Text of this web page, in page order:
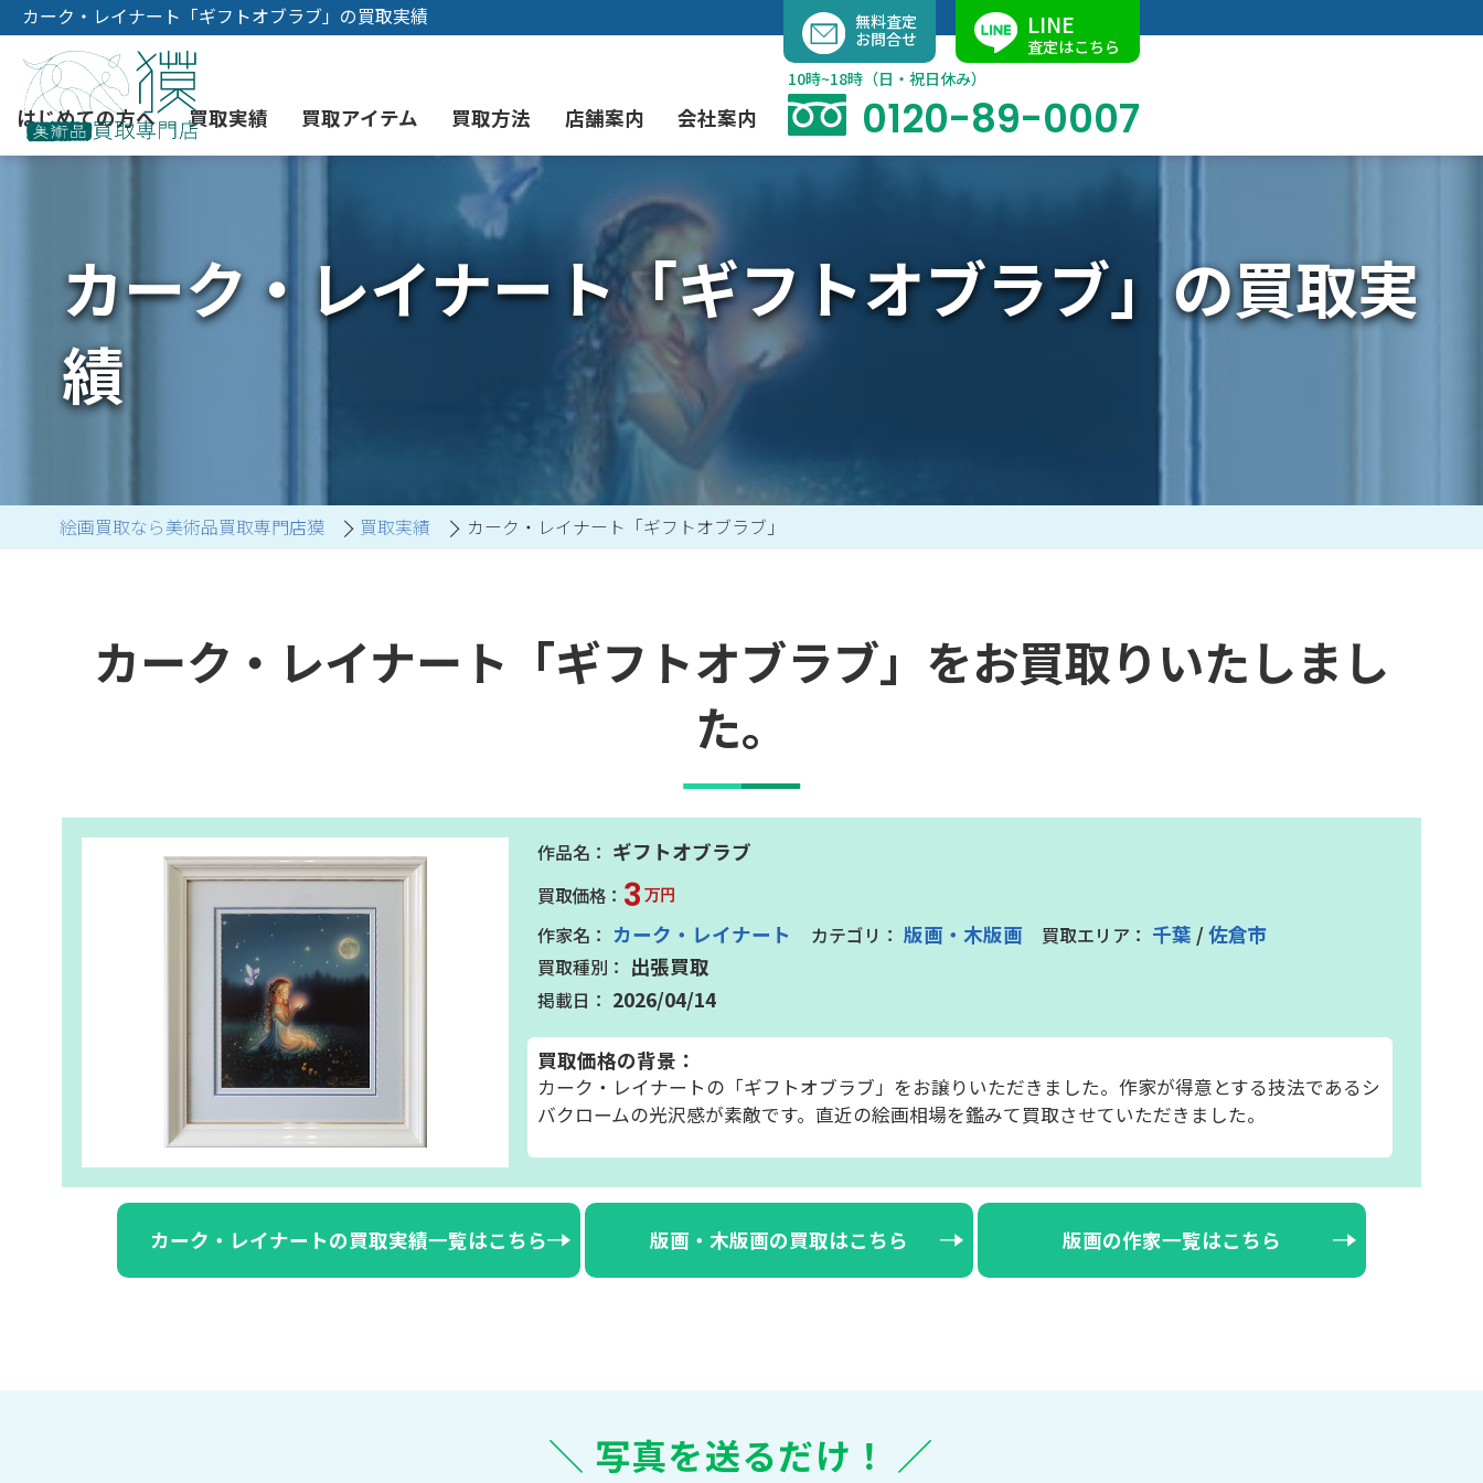
容
キ
ッ
カーク・レイナート「ギフトオブラブ」の買取実績
はじめての方へ
初めての美術品売却 よくあるご質問 ブログ
instagram
買取実績 買取アイテム
絵画買取 現代アート買取 掛軸買取
茶道具買取
西洋アンティーク買取 彫刻・ブロンズ買取 美術品・古美術品買取
工芸品買取
買取方法
3つの買取方法 出張買取（無料） 店舗での買取
業者間オークション出品代行
時価評価サービス
店舗案内
東京店 大阪店 名古屋店
会社案内
会社概要 当社の特徴 求人情報
無料査定
お問合せ
LINE
査定はこちら
10時~18時（日・祝日休み）
0120-89-0007
カーク・レイナート「ギフトオブラブ」の買取実
績
絵画買取なら美術品買取専門店獏 買取実績 カーク・レイナート「ギフトオブラブ」
カーク・レイナート「ギフトオブラブ」をお買取りいたしまし
た。
ギフトオブラブ
3 万円
カーク・レイナート 版画・木版画 千葉 /佐倉市
出張買取
2026/04/14
買取価格の背景：
カーク・レイナートの「ギフトオブラブ」をお譲りいただきました。作家が得意とする技法であるシ
バクロームの光沢感が素敵です。直近の絵画相場を鑑みて買取させていただきました。
カーク・レイナートの買取実績一覧はこちら 版画・木版画の買取はこちら 版画の作家一覧はこちら
＼ 写真を送るだけ！ ／